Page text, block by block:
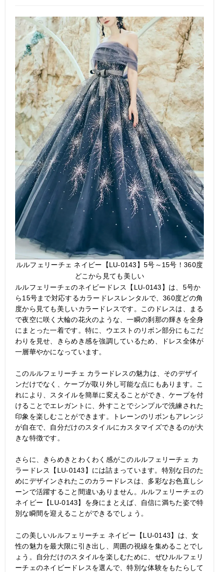
ルルフェリーチェ ネイビー【LU-0143】5号～15号！360度
どこから見ても美しい
ルルフェリーチェのネイビードレス【LU-0143】は、5号か
ら15号まで対応するカラードレスレンタルで、360度どの角
度から見ても美しいカラードレスです。このドレスは、まる
で夜空に咲く大輪の花火のような、一瞬の刹那の輝きを全身
にまとった一着です。特に、ウエストのリボン部分にもこだ
わりを見せ、きらめき感を強調しているため、ドレス全体が
一層華やかになっています。
このルルフェリーチェ カラードレスの魅力は、そのデザイ
ンだけでなく、ケープが取り外し可能な点にもあります。こ
れにより、スタイルを簡単に変えることができ、ケープを付
けることでエレガントに、外すことでシンプルで洗練された
印象を楽しむことができます。トレーンのリボンもアレンジ
が自在で、自分だけのスタイルにカスタマイズできるのが大
きな特徴です。
さらに、きらめきとわくわく感がこのルルフェリーチェ カ
ラードレス【LU-0143】には詰まっています。特別な日のた
めにデザインされたこのカラードレスは、多彩なお色直しシ
ーンで活躍すること間違いありません。ルルフェリーチェの
ネイビー【LU-0143】を身にまとえば、自信に満ちた姿で特
別な瞬間を迎えることができるでしょう。
この美しいルルフェリーチェ ネイビー【LU-0143】は、女
性の魅力を最大限に引き出し、周囲の視線を集めることでし
ょう。自分だけのスタイルを楽しむために、ぜひルルフェリ
ーチェのネイビードレスを選んで、特別な体験をもたらして